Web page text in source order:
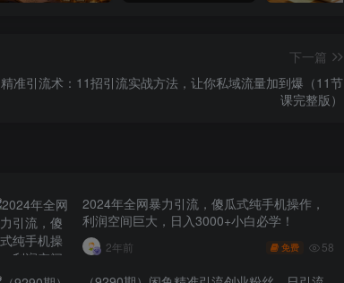
下一篇
精准引流术：11招引流实战方法，让你私域流量加到爆（11节
课完整版）
2024年全网暴力引流，傻瓜式纯手机操作，
利润空间巨大，日入3000+小白必学！
2年前 免费 58